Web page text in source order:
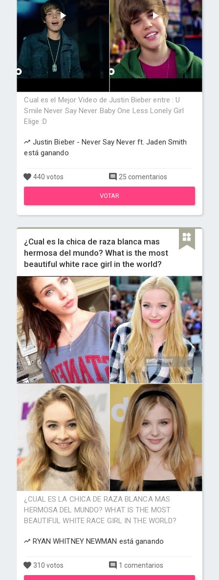
Cual es el Mejor Video de Justin Bieber entre : U
Smile Never Say Never Baby One Less Lonely Girl
Elige :D
Justin Bieber - Never Say Never ft. Jaden Smith
está ganando
440 votos 25 comentarios
VOTAR
¿Cual es la chica de raza blanca mas
hermosa del mundo? What is the most
beautiful white race girl in the world?
¿CUAL ES LA CHICA DE RAZA BLANCA MAS
HERMOSA DEL MUNDO? WHAT IS THE MOST
BEAUTIFUL WHITE RACE GIRL IN THE WORLD?
RYAN WHITNEY NEWMAN está ganando
310 votos 1 comentarios